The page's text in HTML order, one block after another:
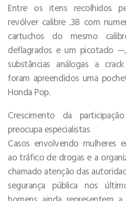
Entre os itens recolhidos
revólver calibre .38 com
cartuchos do mesmo
deflagrados e um picotado
substâncias análogas a
foram apreendidos uma
Honda Pop.
Crescimento da
preocupa especialistas
Casos envolvendo mulheres
ao tráfico de drogas e a
chamado atenção das
segurança pública nos